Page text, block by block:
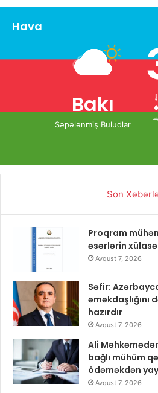
Hava
Bakı
Səpələnmiş Buludlar
Son
Proqram
əsərlərin
Avqust 7, 2026
Səfir:
əməkdaşlığını
hazırdır
Avqust 7, 2026
Ali
bağlı mühüm
ödəməkdən
Avqust 7, 2026